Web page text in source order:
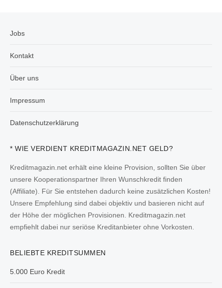
Jobs
Kontakt
Über uns
Impressum
Datenschutzerklärung
* WIE VERDIENT KREDITMAGAZIN.NET GELD?
Kreditmagazin.net erhält eine kleine Provision, sollten Sie über
unsere Kooperationspartner Ihren Wunschkredit finden
(Affiliate). Für Sie entstehen dadurch keine zusätzlichen Kosten!
Unsere Empfehlung sind dabei objektiv und basieren nicht auf
der Höhe der möglichen Provisionen. Kreditmagazin.net
empfiehlt dabei nur seriöse Kreditanbieter ohne Vorkosten.
BELIEBTE KREDITSUMMEN
5.000 Euro Kredit